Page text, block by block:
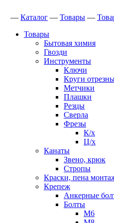
— Каталог — Товары —
Товары
Бытовая химия
Гвозди
Инструменты
Ключи
Круги
Метчики
Плашки
Резцы
Сверла
Фрезы
К/х
Ц/х
Канаты
Звено, крюк
Стропы
Краски, пена
Крепеж
Анкерные
Болты
М6